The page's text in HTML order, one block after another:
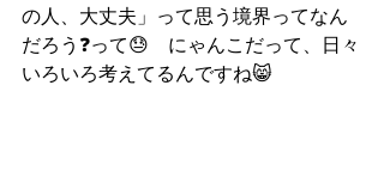
の人、大丈夫」って思う境界ってなん
だろう❓って😓　にゃんこだって、日々
いろいろ考えてるんですね😸